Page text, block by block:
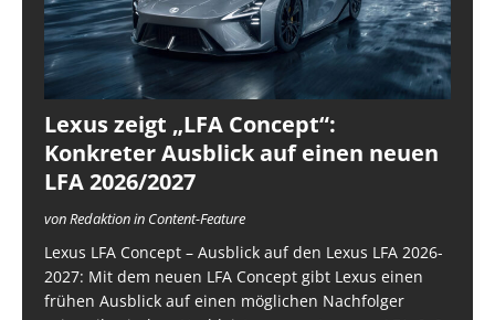
Lexus zeigt „LFA Concept“:
Konkreter Ausblick auf einen neuen
LFA 2026/2027
von Redaktion in Content-Feature
Lexus LFA Concept – Ausblick auf den Lexus LFA 2026-
2027: Mit dem neuen LFA Concept gibt Lexus einen
frühen Ausblick auf einen möglichen Nachfolger